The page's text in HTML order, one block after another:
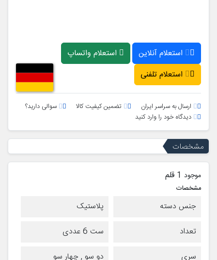
استعلام آنلاین
استعلام واتساپ
استعلام تلفنی
ارسال به سراسر ایران تضمین کیفیت کالا
سوالی دارید؟
دیدگاه خود را وارد کنید
مشخصات
موجود 1 قلم
مشخصات
جنس دسته
پلاستیک
تعداد
ست 6 عددی
سری
دو سو , چهار سو